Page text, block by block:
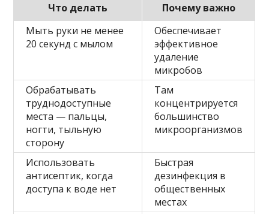
Что делать
Почему важно
Мыть руки не менее
20 секунд с мылом
Обеспечивает
эффективное
удаление
микробов
Обрабатывать
труднодоступные
места — пальцы,
ногти, тыльную
сторону
Там
концентрируется
большинство
микроорганизмов
Использовать
антисептик, когда
доступа к воде нет
Быстрая
дезинфекция в
общественных
местах